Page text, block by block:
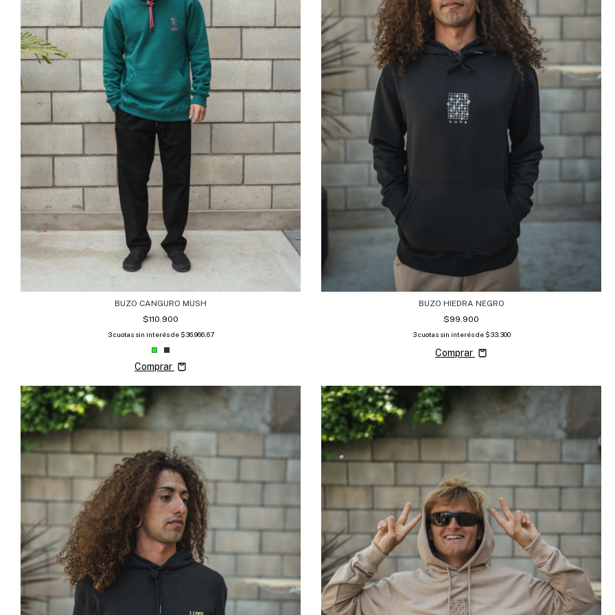
BUZO CANGURO MUSH
$110.900
3 cuotas sin interés de $36.966,67
Comprar
BUZO HIEDRA NEGRO
$99.900
3 cuotas sin interés de $33.300
Comprar